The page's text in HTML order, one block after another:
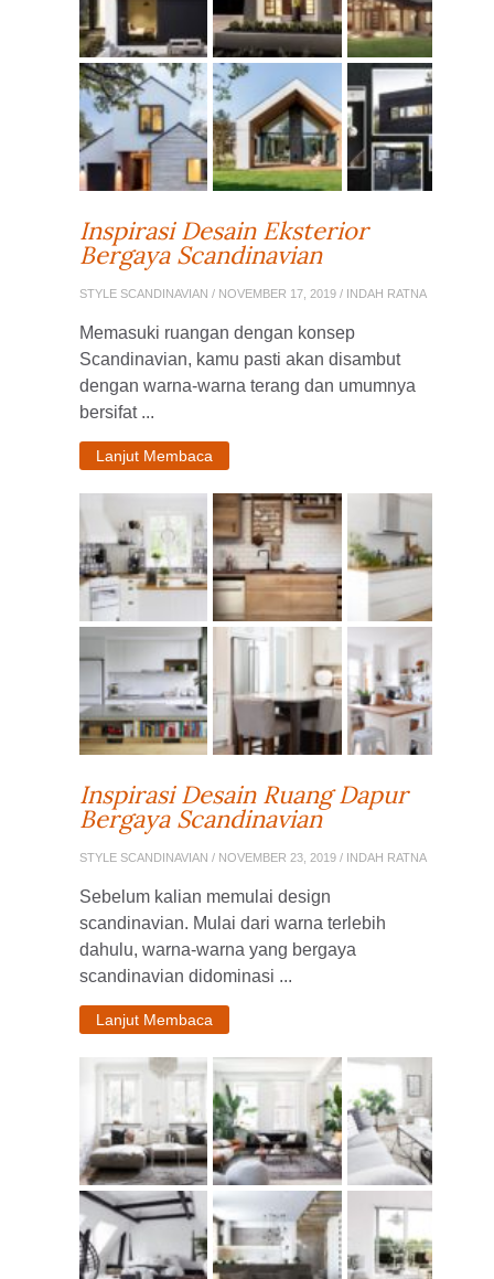
Inspirasi Desain Eksterior
Bergaya Scandinavian
STYLE SCANDINAVIAN / NOVEMBER 17, 2019 / INDAH RATNA
Memasuki ruangan dengan konsep
Scandinavian, kamu pasti akan disambut
dengan warna-warna terang dan umumnya
bersifat ...
Lanjut Membaca
Inspirasi Desain Ruang Dapur
Bergaya Scandinavian
STYLE SCANDINAVIAN / NOVEMBER 23, 2019 / INDAH RATNA
Sebelum kalian memulai design
scandinavian. Mulai dari warna terlebih
dahulu, warna-warna yang bergaya
scandinavian didominasi ...
Lanjut Membaca